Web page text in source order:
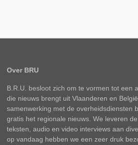
Over BRU
B.R.U. besloot zich om te vormen tot een
die nieuws brengt uit Vlaanderen en
samenwerking met de overheidsdiensten
gratis het regionale nieuws. We leveren
teksten, audio en video interviews aan
op vandaag hebben we een zeer druk